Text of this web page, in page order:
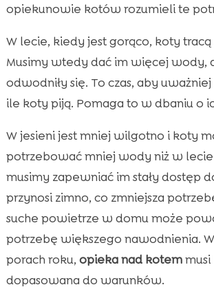
opiekunowie kotów rozumieli te
W lecie, kiedy jest gorąco, koty
Musimy wtedy dać im więcej wody,
odwodniły się. To czas, aby
ile koty piją. Pomaga to w dbaniu o
W jesieni jest mniej wilgotno i koty
potrzebować mniej wody niż w
musimy zapewniać im stały dostęp
przynosi zimno, co zmniejsza
suche powietrze w domu może
potrzebę większego nawodnienia.
porach roku, opieka nad kotemmusi
dopasowana do warunków.